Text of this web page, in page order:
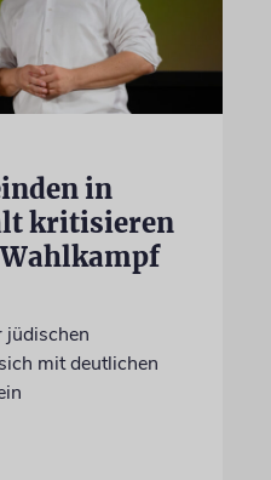
in
kritisieren
jüdischen
mit deutlichen